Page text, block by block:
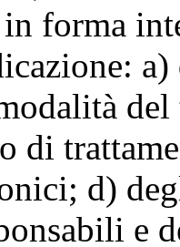
in forma
di
d)
e